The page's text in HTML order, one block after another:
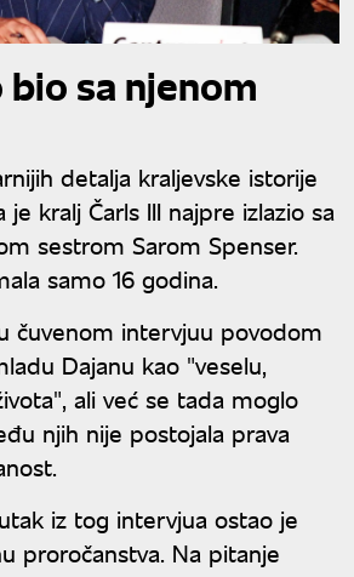
bio sa njenom
detalja kraljevske istorije
kralj Čarls III najpre izlazio sa
sestrom Sarom Spenser.
samo 16 godina.
čuvenom intervjuu povodom
Dajanu kao "veselu,
ali već se tada moglo
njih nije postojala prava
iz tog intervjua ostao je
proročanstva. Na pitanje